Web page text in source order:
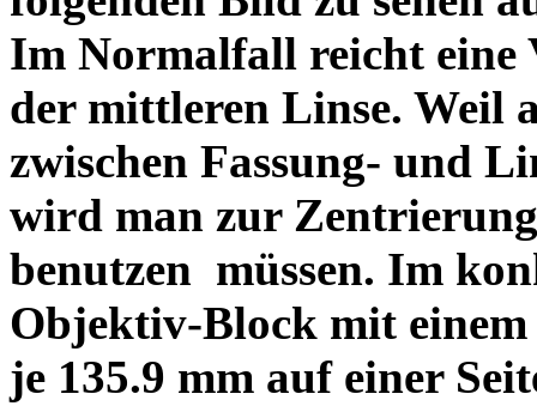
Im Normalfall reicht eine
der mittleren Linse. Weil
zwischen Fassung- und
wird man zur
benutzen müssen. Im
Objektiv-Block mit einem
je 135.9 mm auf einer